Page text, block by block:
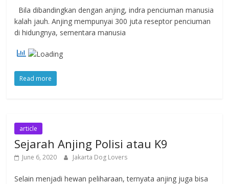
Bila dibandingkan dengan anjing, indra penciuman manusia
kalah jauh. Anjing mempunyai 300 juta reseptor penciuman
di hidungnya, sementara manusia
Read more
article
Sejarah Anjing Polisi atau K9
June 6, 2020 Jakarta Dog Lovers
Selain menjadi hewan peliharaan, ternyata anjing juga bisa